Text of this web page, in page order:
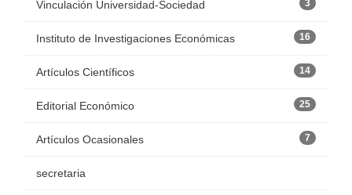
Vinculación Universidad-Sociedad 3
Instituto de Investigaciones Económicas 16
Artículos Científicos 14
Editorial Económico 25
Artículos Ocasionales 7
secretaria